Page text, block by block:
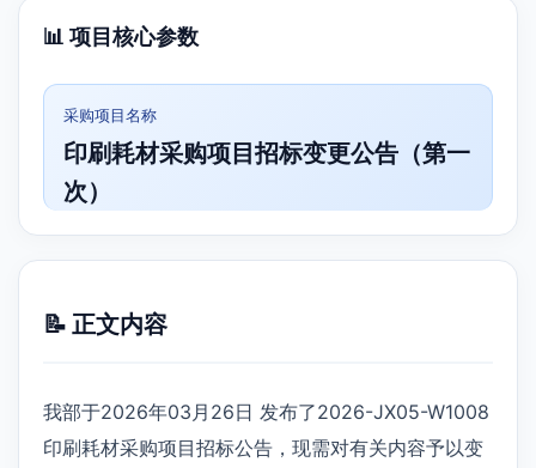
📊 项目核心参数
采购项目名称
印刷耗材采购项目招标变更公告（第一
次）
📝 正文内容
我部于2026年03月26日 发布了2026-JX05-W1008
印刷耗材采购项目招标公告，现需对有关内容予以变